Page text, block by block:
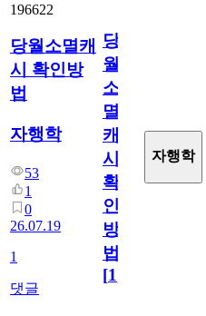
196622
당월소멸캐
시 확인방
법
자행학
53
1
0
26.07.19
1
댓글
당
월
소
멸
캐
시
확
인
방
법
[1]
자행학